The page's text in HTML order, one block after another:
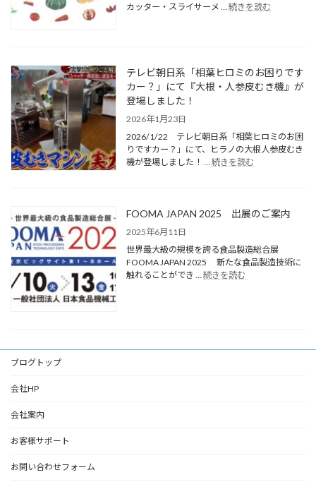
カッター・スライサーメ … 続きを読む
テレビ朝日系「相葉ヒロミのお困りです
カー？」にて『大根・人参皮むき機』が
登場しました！
2026年1月23日
2026/1/22 テレビ朝日系「相葉ヒロミのお困
りですカー？」にて、ヒラノの大根人参皮むき
機が登場しました！ … 続きを読む
FOOMA JAPAN 2025 出展のご案内
2025年6月11日
世界最大級の規模を誇る食品製造総合展
FOOMA JAPAN 2025 新たな食品製造技術に
触れることができ …続きを読む
ブログトップ
会社HP
会社案内
お客様サポート
お問い合わせフォーム